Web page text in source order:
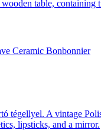
Ceramic Bonbonnier